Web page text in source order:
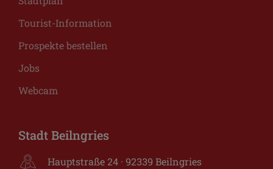
Tourist-Information
Prospekte bestellen
Jobs
Webcam
Stadt Beilngries
Hauptstraße 24 · 92339 Beilngries